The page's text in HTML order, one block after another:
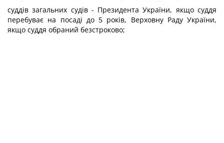
суддів загальних судів - Президента України, якщо суддя
перебуває на посаді до 5 років, Верховну Раду України,
якщо суддя обраний безстроково;